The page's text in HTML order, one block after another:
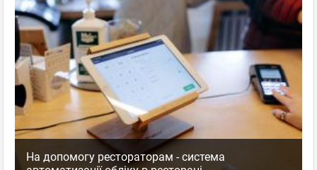
На допомогу рестораторам - система